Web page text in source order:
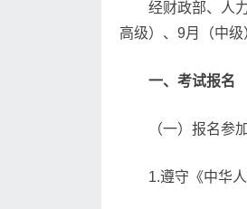
经财政部、人
高级）、9月（中
一、考试报名
（一）报名参
1.遵守《中华